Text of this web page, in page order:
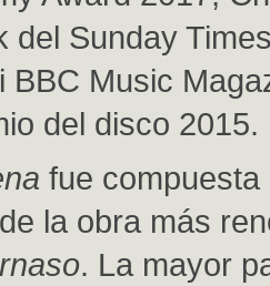
del Sunday
BBC Music
del disco 2015.
fue
la obra más
. La mayor